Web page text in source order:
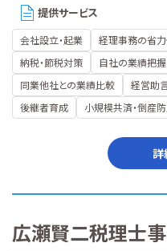
提供サービス
会社設立・起業 経理事務の省力
納税・節税対策
自社の業績把握
同業他社との業績比較
経営助
後継者育成
小規模共済・倒産
詳
広瀬賢二税理士